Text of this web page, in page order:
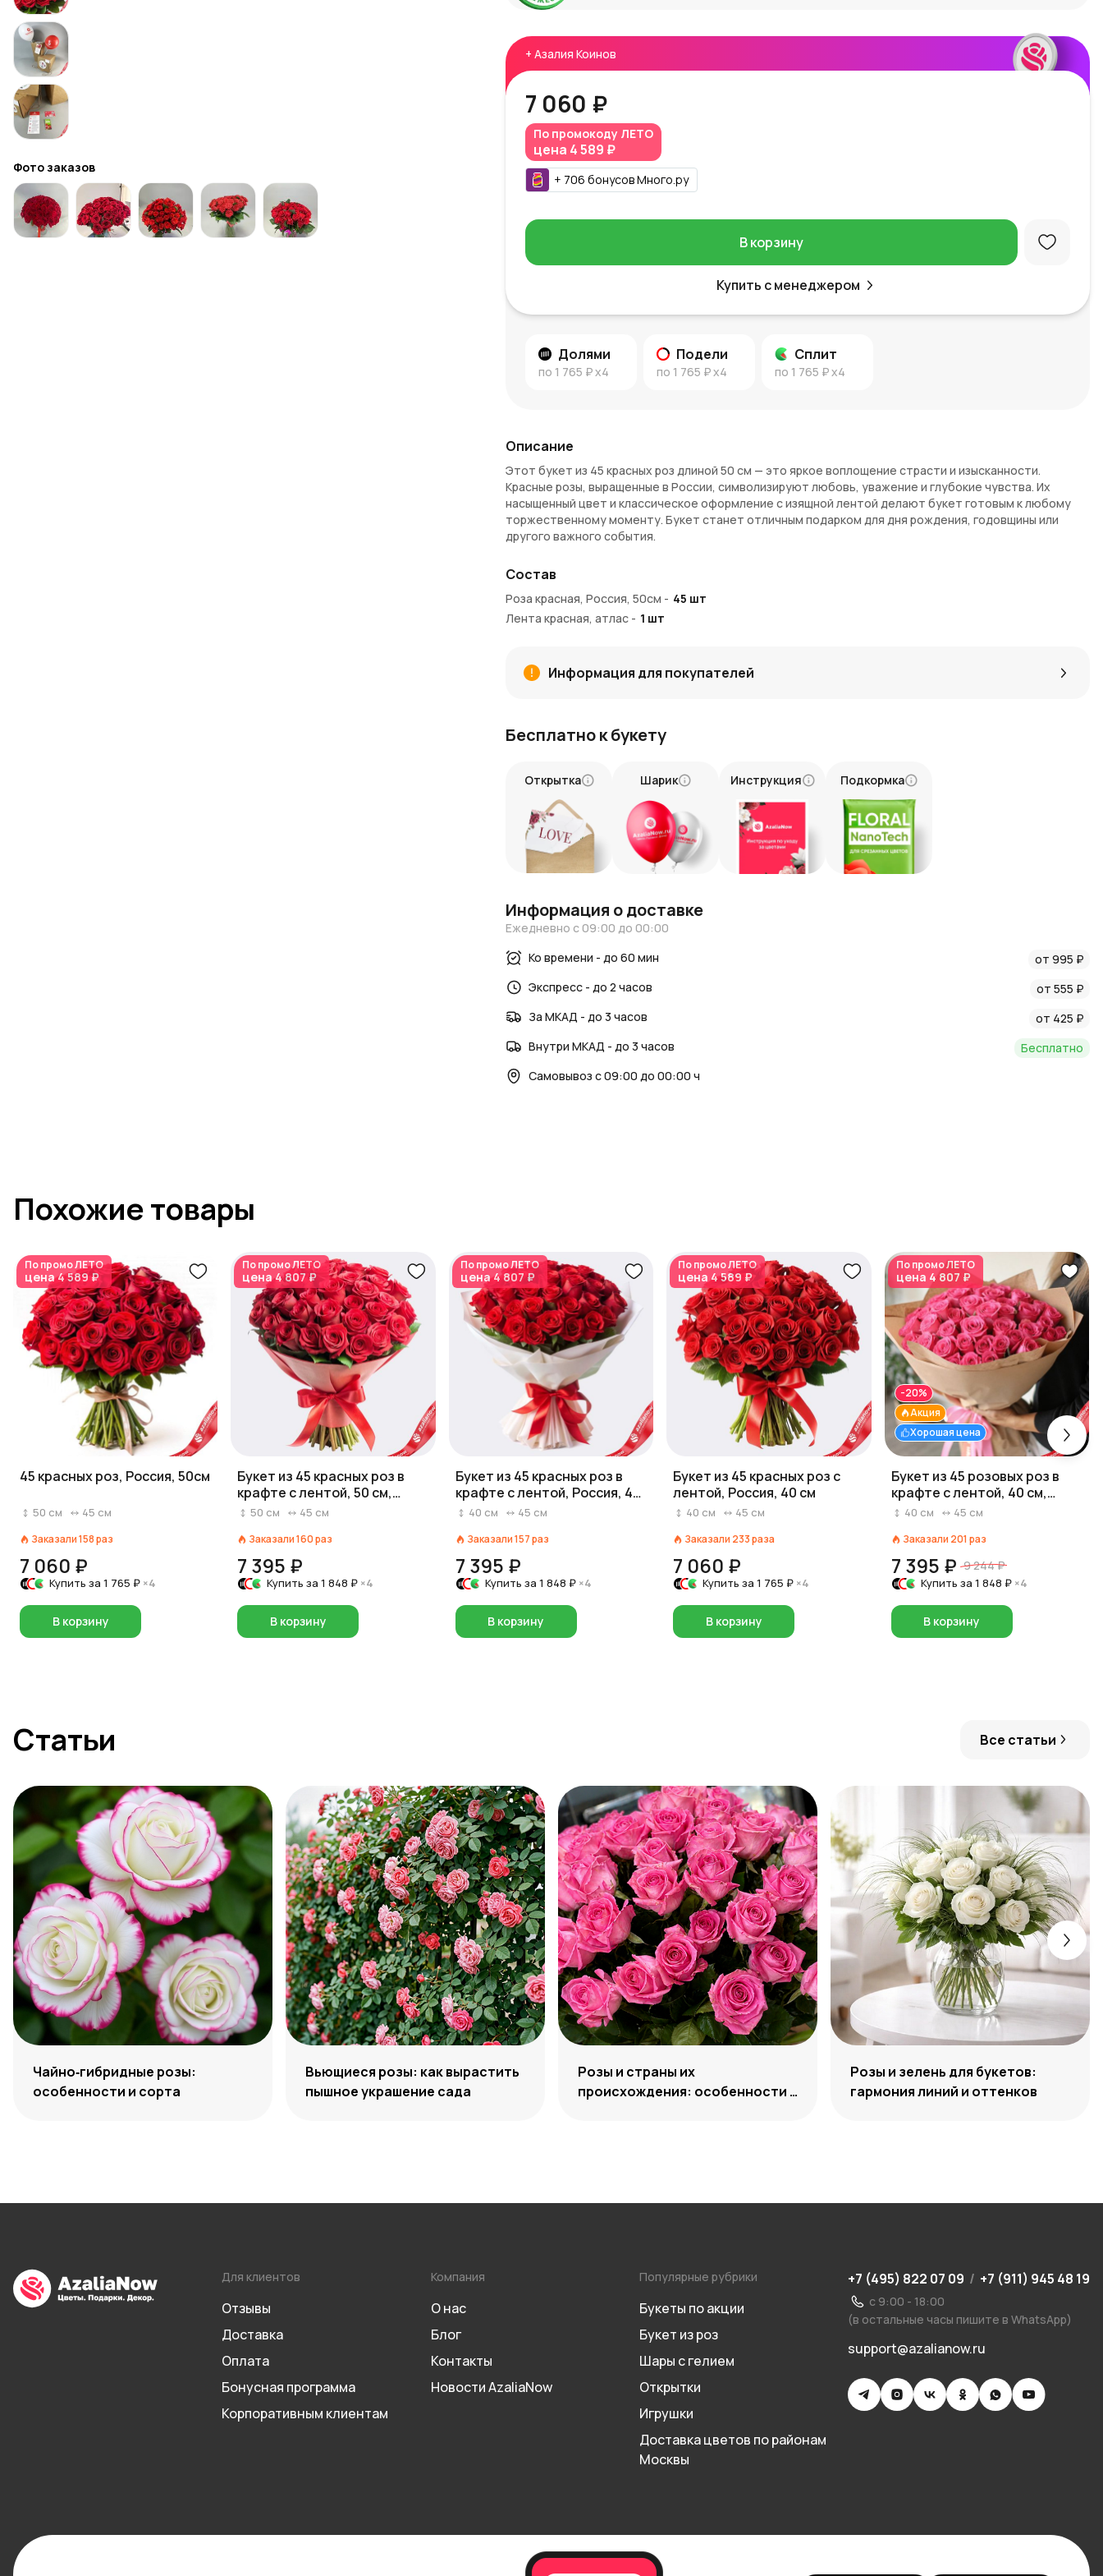
Фото заказов
+ Азалия Коинов
7 060 ₽
По промокоду ЛЕТО
цена 4 589 ₽
+ 706 бонусовМного.ру
В корзину
Купить с менеджером
Долями
по 1 765 ₽x4
Подели
по 1 765 ₽x4
Сплит
по 1 765 ₽x4
Описание
Этот букет из 45 красных роз длиной 50 см — это яркое воплощение страсти и изысканности.
Красные розы, выращенные в России, символизируют любовь, уважение и глубокие чувства. Их
насыщенный цвет и классическое оформление с изящной лентой делают букет готовым к любому
торжественному моменту. Букет станет отличным подарком для дня рождения, годовщины или
другого важного события.
Эффектный вид
: насыщенный красный цвет роз подчеркивает их выразительность.
Классическое оформление : лента придаёт букету завершённый и изысканный вид.
Универсальность : подходит для любого торжества, где важно выразить чувства.
Сделать заказ можно всего за пару минут. Мы предлагаем быструю доставку на ваш адрес или
яркие впечатления.
Новости AzaliaNow
Блог о цветах и флористике
Состав
Роза красная, Россия, 50см - 45 шт
Лента красная, атлас - 1 шт
Информация для покупателей
Бесплатно к букету
Открытка Шарик Инструкция Подкормка
Информация о доставке
Ежедневно с 09:00 до 00:00
Ко времени - до 60 мин
от 995 ₽
Экспресс - до 2 часов
от 555 ₽
За МКАД - до 3 часов
от 425 ₽
Внутри МКАД - до 3 часов
Бесплатно
Самовывоз с 09:00 до 00:00 ч
Похожие товары
По промоЛЕТО
цена4 589 ₽
45 красных роз, Россия, 50см
50 см 45 см
Заказали158раз
7 060 ₽
Купить за 1 765 ₽ ×4
В корзину
По промоЛЕТО
цена4 807 ₽
Букет из 45 красных роз в
крафте с лентой, 50 см,
Россия
50 см 45 см
Заказали160раз
7 395 ₽
Купить за1 848 ₽ ×4
В корзину
По промоЛЕТО
цена4 807 ₽
Букет из 45 красных роз в
крафте с лентой, Россия, 40
см40 см 45 см
Заказали157раз
7 395 ₽
Купить за 1 848 ₽ ×4
В корзину
По промоЛЕТО
цена4 589 ₽
Букет из 45 красных роз с
лентой, Россия, 40 см
40 см 45 см
Заказали 233раза
7 060 ₽
Купить за1 765 ₽ ×4
В корзину
По промоЛЕТО
цена 4 807 ₽
Хорошая цена
Акция
-20%
Букет из 45 розовых роз в
крафте с лентой, 40 см,
Россия
40 см 45 см
Заказали 201 раз
7 395 ₽ 9 244 ₽
Купить за 1 848 ₽ ×4
В корзину
Статьи Все статьи
Чайно‑гибридные розы:
особенности и сорта
Вьющиеся розы: как вырастить
пышное украшение сада
Розы и страны их
происхождения: особенности и
Розы и зелень для букетов:
гармония линий и оттенков
Для клиентов
Отзывы
Доставка
Оплата
Бонусная программа
Корпоративным клиентам
Компания
О нас
Блог
Контакты
Новости AzaliaNow
Популярные рубрики
Букеты по акции
Букет из роз
Шары с гелием
Открытки
Игрушки
Доставка цветов по районам
Москвы
+7 (495) 822 07 09 / +7 (911) 945 48 19
с 9:00 - 18:00
(в остальные часы пишите в WhatsApp)
support@azalianow.ru